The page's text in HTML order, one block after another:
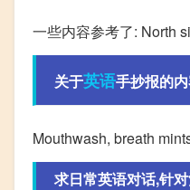
一些内容参考了: North
关于英语手抄报的
Mouthwash, breath
求日常英语对话,针